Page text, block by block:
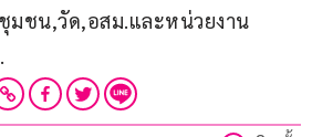
มชน,วัด,อสม.และหน่วยงาน